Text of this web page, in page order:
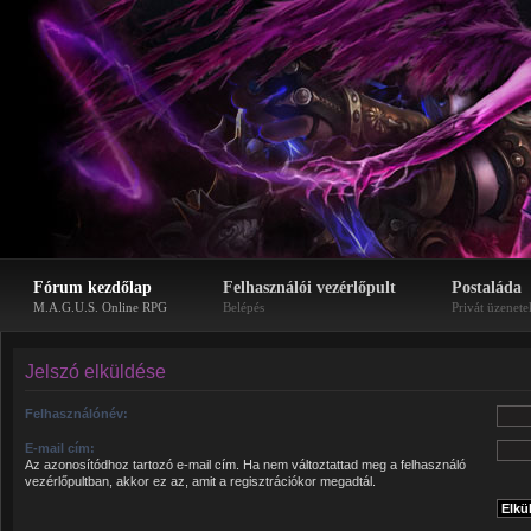
Fórum kezdőlap
M.A.G.U.S. Online RPG
Felhasználói vezérlőpult
Belépés
Postaláda
Privát
Jelszó elküldése
Felhasználónév:
E-mail cím:
Az azonosítódhoz tartozó e-mail cím. Ha nem változtattad meg a felhasználó
vezérlőpultban, akkor ez az, amit a regisztrációkor megadtál.